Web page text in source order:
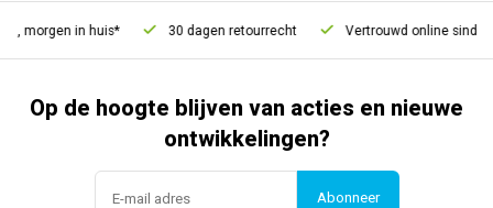
morgen in huis* 30 dagen retourrecht Vertrouwd online sinds
Op de hoogte blijven van acties en nieuwe
ontwikkelingen?
Abonneer